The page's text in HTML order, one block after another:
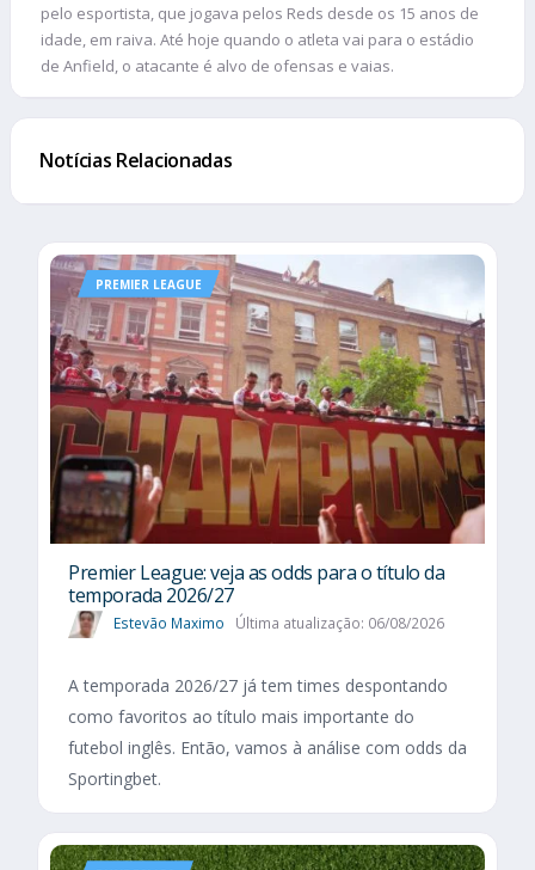
pelo esportista, que jogava pelos Reds desde os 15 anos de
idade, em raiva. Até hoje quando o atleta vai para o estádio
de Anfield, o atacante é alvo de ofensas e vaias.
Notícias Relacionadas
PREMIER LEAGUE
Premier League: veja as odds para o título da
temporada 2026/27
Estevão Maximo Última atualização: 06/08/2026
A temporada 2026/27 já tem times despontando
como favoritos ao título mais importante do
futebol inglês. Então, vamos à análise com odds da
Sportingbet.